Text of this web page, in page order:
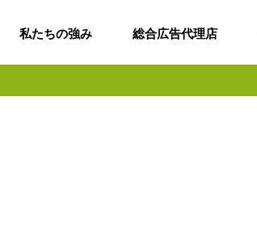
私たちの強み 総合広告代理店